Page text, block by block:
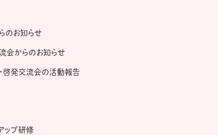
のお知らせ
会からのお知らせ
啓発交流会の活動報告
ップ研修